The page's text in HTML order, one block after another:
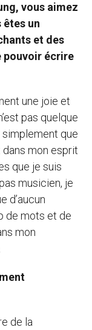
vous aimez
un
et des
pouvoir écrire
une joie et
pas quelque
simplement que
mon esprit
que je suis
musicien, je
d’aucun
de mots et de
mon
de la